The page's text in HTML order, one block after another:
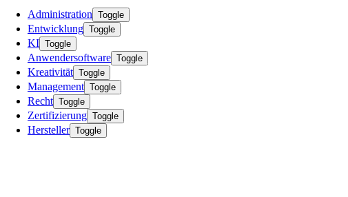
Administration Toggle
Entwicklung Toggle
KI Toggle
Anwendersoftware Toggle
Kreativität Toggle
Management Toggle
Recht Toggle
Zertifizierung Toggle
Hersteller Toggle